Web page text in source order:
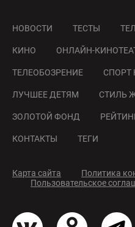
НОВОСТИ ТЕСТЫ
КИНО ОНЛАЙН-
ТЕЛЕОБОЗРЕНИЕ СПОРТ
ЛУЧШЕЕ ДЕТЯМ СТИЛЬ
ЗОЛОТОЙ ФОНД
КОНТАКТЫ ТЕГИ
Карта сайта
Политика
Пользовательское